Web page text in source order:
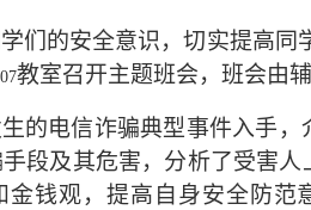
们的安全意识，切实提高同
教室召开主题班会，班会由
的电信诈骗典型事件入手
段及其危害，分析了受害
金钱观，提高自身安全防范